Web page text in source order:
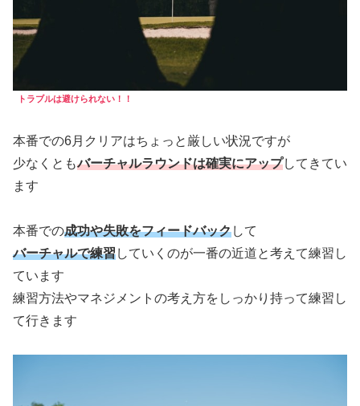
トラブルは避けられない！！
本番での6月クリアはちょっと厳しい状況ですが
少なくともバーチャルラウンドは確実にアップしてきてい
ます
本番での成功や失敗をフィードバックして
バーチャルで練習していくのが一番の近道と考えて練習し
ています
練習方法やマネジメントの考え方をしっかり持って練習し
て行きます